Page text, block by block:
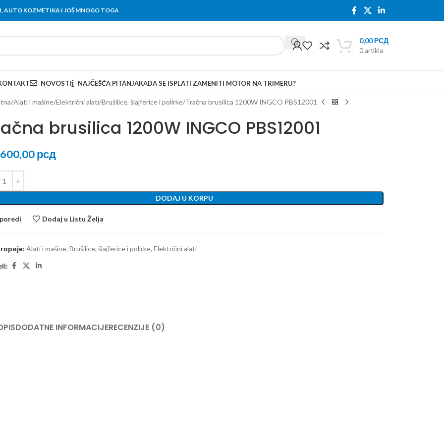
AUTO KOZMETIKA I JOŠ MNOGO TOGA
0 artikla
0,00РСД
NOVOSTI NAJČEŠĆA PITANJAKADA SE ISPLATI ZAMENITI MOTOR NA TRIMERU?
Alati i mašine Električni alati Brušilice, šlajferice i polirke Tračna brusilica 1200W INGCO PBS12001
brusilica 1200W INGCO PBS12001
рсд
DODAJ U KORPU
Dodaj u Listu Želja
Alati i mašine, Brušilice, šlajferice i polirke, Električni alati
DODATNE INFORMACIJERECENZIJE (0)